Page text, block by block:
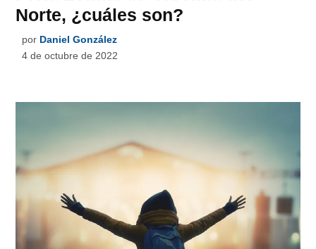
Norte, ¿cuáles son?
por Daniel González
4 de octubre de 2022